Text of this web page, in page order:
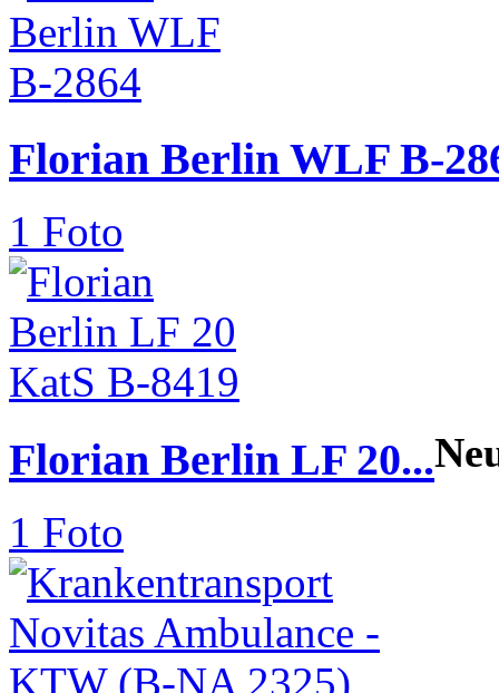
Florian Berlin WLF B-
1 Foto
Florian Berlin LF 20...
1 Foto